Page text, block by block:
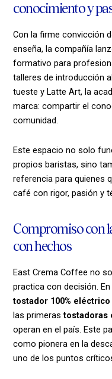
conocimiento y
Con la firme convicción
enseña, la compañía
formativo para
talleres de introducción
tueste y Latte Art, la
marca: compartir el
comunidad.
Este espacio no solo
propios baristas, sino
referencia para quienes
café con rigor, pasión y
Compromiso con
con hechos
East Crema Coffee no
practica con decisión.
tostador 100%
las primerastostadoras
operan en el país. Este
como pionera en la
uno de los puntos